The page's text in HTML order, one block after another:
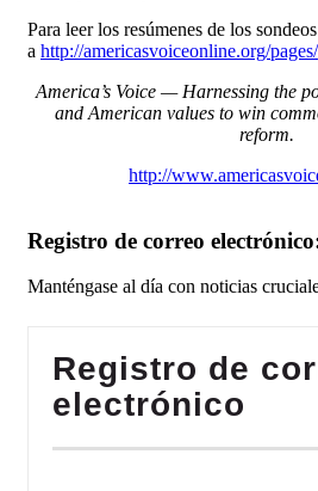
Para leer los resúmenes de los
a http://americasvoiceonline.org/
America’s Voice — Harnessing the
and American values to win
reform.
http://
Registro de correo
Manténgase al día con noticias
Registro de
electrónico